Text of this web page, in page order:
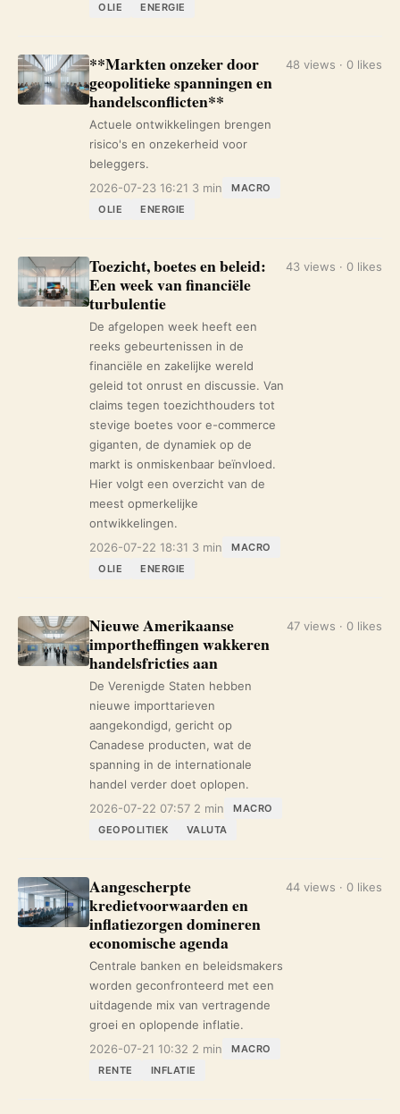
OLIE
ENERGIE
**Markten onzeker door
geopolitieke spanningen en
handelsconflicten**
Actuele ontwikkelingen brengen
risico's en onzekerheid voor
beleggers.
2026-07-23 16:21 3 min
MACRO
OLIE
ENERGIE
48 views · 0 likes
Toezicht, boetes en beleid:
Een week van financiële
turbulentie
De afgelopen week heeft een
reeks gebeurtenissen in de
financiële en zakelijke wereld
geleid tot onrust en discussie. Van
claims tegen toezichthouders tot
stevige boetes voor e-commerce
giganten, de dynamiek op de
markt is onmiskenbaar beïnvloed.
Hier volgt een overzicht van de
meest opmerkelijke
ontwikkelingen.
2026-07-22 18:31 3 min
MACRO
OLIE
ENERGIE
43 views · 0 likes
Nieuwe Amerikaanse
importheffingen wakkeren
handelsfricties aan
De Verenigde Staten hebben
nieuwe importtarieven
aangekondigd, gericht op
Canadese producten, wat de
spanning in de internationale
handel verder doet oplopen.
2026-07-22 07:57 2 min
MACRO
GEOPOLITIEK
VALUTA
47 views · 0 likes
Aangescherpte
kredietvoorwaarden en
inflatiezorgen domineren
economische agenda
Centrale banken en beleidsmakers
worden geconfronteerd met een
uitdagende mix van vertragende
groei en oplopende inflatie.
2026-07-21 10:32 2 min
MACRO
RENTE
INFLATIE
44 views · 0 likes